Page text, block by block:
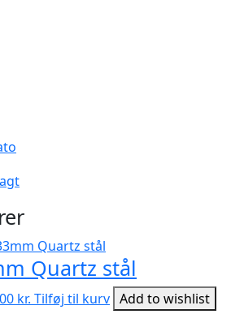
Quartz stål
kr. Den
Tilføj til kurv Add to wishlist